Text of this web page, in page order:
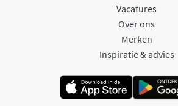
Vacatures
Over ons
Merken
Inspiratie & advies